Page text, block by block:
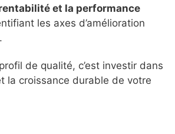
et la performance
les axes d’amélioration
de qualité, c’est investir dans
la croissance durable de votre